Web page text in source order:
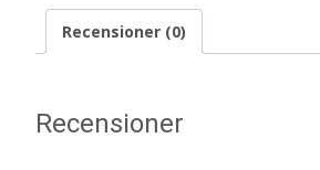
Recensioner (0)
Recensioner